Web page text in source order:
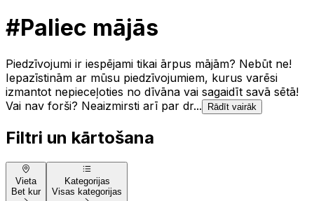
#Paliec mājās
Piedzīvojumi ir iespējami tikai ārpus mājām? Nebūt ne!
Iepazīstinām ar mūsu piedzīvojumiem, kurus varēsi
izmantot nepieceļoties no dīvāna vai sagaidīt savā sētā!
Vai nav forši? Neaizmirsti arī par dr...
Rādīt vairāk
Filtri un kārtošana
Vieta
Bet kur
Kategorijas
Visas kategorijas